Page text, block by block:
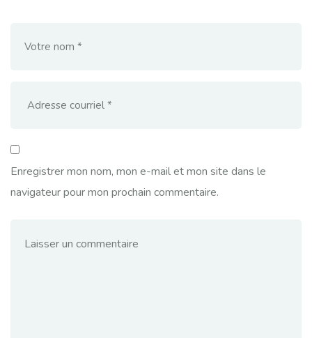
Enregistrer mon nom, mon e-mail et mon site dans le
navigateur pour mon prochain commentaire.